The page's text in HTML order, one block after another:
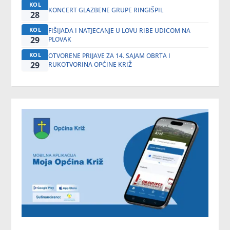
KOL
28 KONCERT GLAZBENE GRUPE RINGIŠPIL
KOL
29
FIŠIJADA I NATJECANJE U LOVU RIBE UDICOM NA
PLOVAK
KOL
29
OTVORENE PRIJAVE ZA 14. SAJAM OBRTA I
RUKOTVORINA OPĆINE KRIŽ